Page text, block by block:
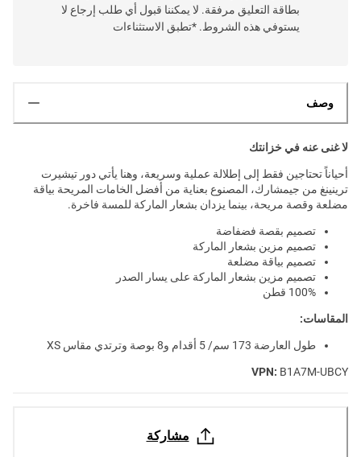
بطاقة التعليق مرفقة. لا يمكننا قبول أي طلب إرجاع لا
يستوفي هذه الشروط. *تطبق الاستثناءات
وصف
لا غنى عنه في خزانتك
أحياناً تحتاجين فقط إلى إطلالة عملية وسريعة، وهنا يأتي دور تيشيرت
ترينينغ من جيمشارك، المصنوع بعناية من أفضل الخامات المريحة بياقة
مضلعة وقصة مريحة، بينما يزدان بشعار الماركة للمسة فاخرة.
تصميم بقصة فضفاضة
تصميم مزين بشعار الماركة
تصميم بياقة مضلعة
تصميم مزين بشعار الماركة على يسار الصدر
100% قطن
المقاسات:
طول العارضة 173 سم/ 5 أقدام و8 بوصة وترتدي مقاس XS
VPN: B1A7M-UBCY
مشاركة